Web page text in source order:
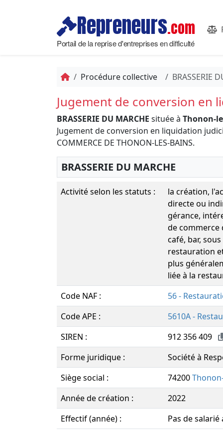
Repreneurs.com
Portail de la reprise d'entreprises en difficulté
Procédure collective BRASSERIE
Jugement de conversion en
BRASSERIE DU MARCHE située à Thonon-
Jugement de conversion en liquidation
COMMERCE DE THONON-LES-BAINS.
BRASSERIE DU MARCHE
Activité selon les statuts :
la création,
directe ou
gérance,
de
café, bar,
restauration
plus
liée à la
Code NAF :
56 -
Code APE :
5610A -
SIREN :
912 356 409
Forme juridique :
Société à
Siège social :
74200
Année de création :
2022
Effectif (année) :
Pas de